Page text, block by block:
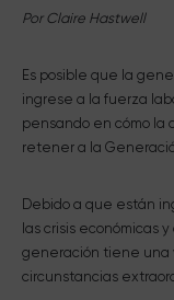
Por Claire Hastwell
Es posible que la
ingrese a la fuerza
pensando en cómo la
retener a la
Debido a que están
las crisis económicas
generación tiene una
circunstancias